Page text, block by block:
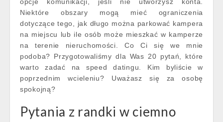
Niektóre obszary mogą mieć ograniczenia
dotyczące tego, jak długo można parkować kampera
na miejscu lub ile osób może mieszkać w kamperze
na terenie nieruchomości. Co Ci się we mnie
podoba? Przygotowaliśmy dla Was 20 pytań, które
warto zadać na speed datingu. Kim byliście w
poprzednim wcieleniu? Uważasz się za osobę
spokojną?
Pytania z randki w ciemno